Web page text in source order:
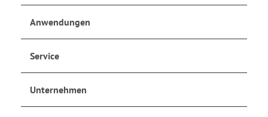
Anwendungen
Service
Unternehmen